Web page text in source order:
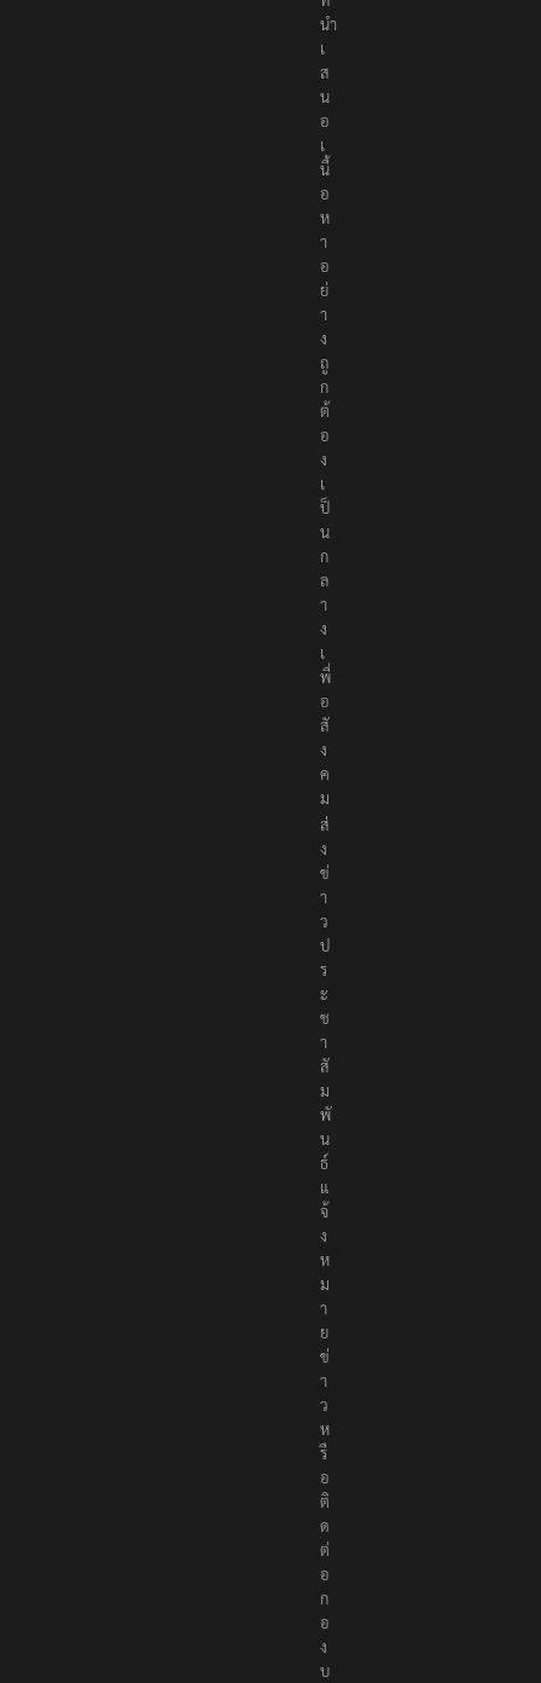
นำ
เ
ส
น
อ
เ
นื้
อ
ห
า
อ
ย่
า
ง
ถู
ก
ต้
อ
ง
เ
ป็
น
ก
ล
า
ง
เ
พื่
อ
สั
ง
ค
ม
ส่
ง
ข่
า
ว
ป
ร
ะ
ช
า
สั
ม
พั
น
ธ์
แ
จ้
ง
ห
ม
า
ย
ข่
า
ว
ห
รื
อ
ติ
ด
ต่
อ
ก
อ
ง
บ